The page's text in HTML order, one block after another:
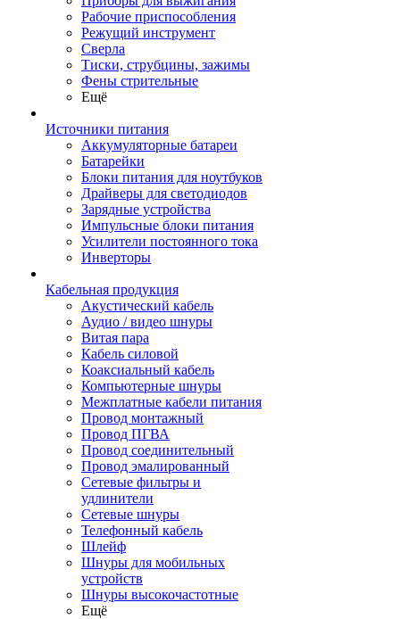
Рабочие приспособления
Режущий инструмент
Сверла
Тиски, струбцины, зажимы
Фены стрительные
Ещё
Источники питания
Аккумуляторные батареи
Батарейки
Блоки питания для ноутбуков
Драйверы для светодиодов
Зарядные устройства
Импульсные блоки питания
Усилители постоянного тока
Инверторы
Кабельная продукция
Акустический кабель
Аудио / видео шнуры
Витая пара
Кабель силовой
Коаксиальный кабель
Компьютерные шнуры
Межплатные кабели питания
Провод монтажный
Провод ПГВА
Провод соединительный
Провод эмалированный
Сетевые фильтры и
удлинители
Сетевые шнуры
Телефонный кабель
Шлейф
Шнуры для мобильных
устройств
Шнуры высокочастотные
Ещё